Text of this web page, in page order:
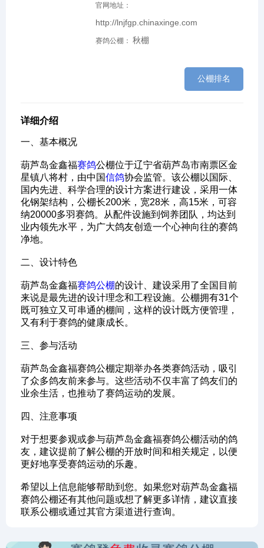
官网地址：
http://lnjfgp.chinaxinge.com
赛鸽公棚： 秋棚
公棚排名
详细介绍
一、基本概况‌
葫芦岛金鑫福赛鸽公棚位于辽宁省葫芦岛市南票区金
星镇八将村，由中国信鸽协会监管。该公棚以国际、
国内先进、科学合理的设计方案进行建设，采用一体
化钢架结构，公棚长200米，宽28米，高15米，可容
纳20000多羽赛鸽。从配件设施到饲养团队，均达到
业内领先水平，为广大鸽友创造一个心神向往的赛鸽
净地。
‌二、设计特色‌
葫芦岛金鑫福赛鸽公棚的设计、建设采用了全国目前
来说是最先进的设计理念和工程设施。公棚拥有31个
既可独立又可串通的棚间，这样的设计既方便管理，
又有利于赛鸽的健康成长。
‌三、参与活动‌
葫芦岛金鑫福赛鸽公棚定期举办各类赛鸽活动，吸引
了众多鸽友前来参与。这些活动不仅丰富了鸽友们的
业余生活，也推动了赛鸽运动的发展。
‌四、注意事项‌
对于想要参观或参与葫芦岛金鑫福赛鸽公棚活动的鸽
友，建议提前了解公棚的开放时间和相关规定，以便
更好地享受赛鸽运动的乐趣。
希望以上信息能够帮助到您。如果您对葫芦岛金鑫福
赛鸽公棚还有其他问题或想了解更多详情，建议直接
联系公棚或通过其官方渠道进行查询。